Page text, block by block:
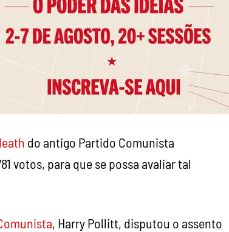
do antigo Partido Comunista
votos, para que se possa avaliar tal
, Harry Pollitt, disputou o assento